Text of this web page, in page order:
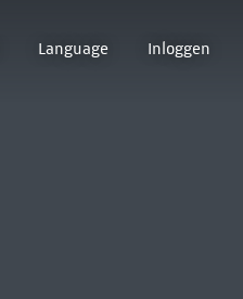
Language Inloggen